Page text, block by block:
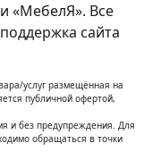
«МебелЯ». Все
сайта
услуг размещённая на
публичной офертой,
и без предупреждения. Для
обращаться в точки